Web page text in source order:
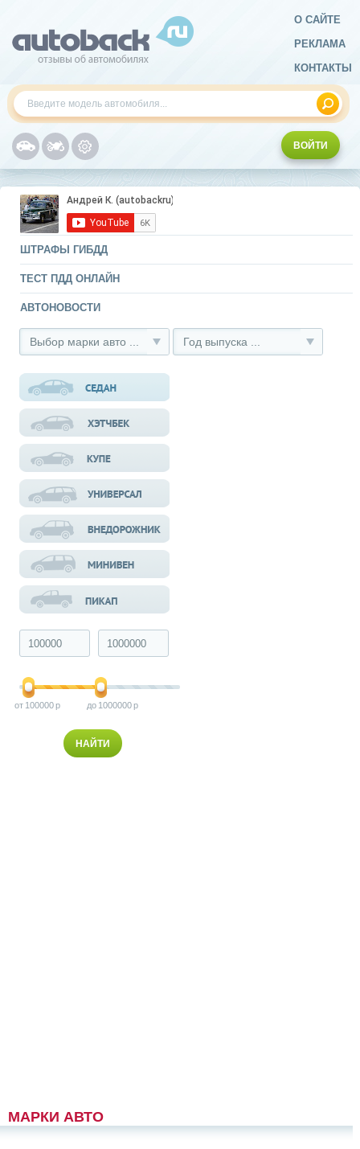
О САЙТЕ
РЕКЛАМА
КОНТАКТЫ
ВОЙТИ
ШТРАФЫ ГИБДД
ТЕСТ ПДД ОНЛАЙН
АВТОНОВОСТИ
Выбор марки авто ... Год выпуска ...
100000 1000000
МАРКИ АВТО